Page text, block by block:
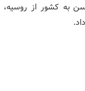
به کشور از روسیه،